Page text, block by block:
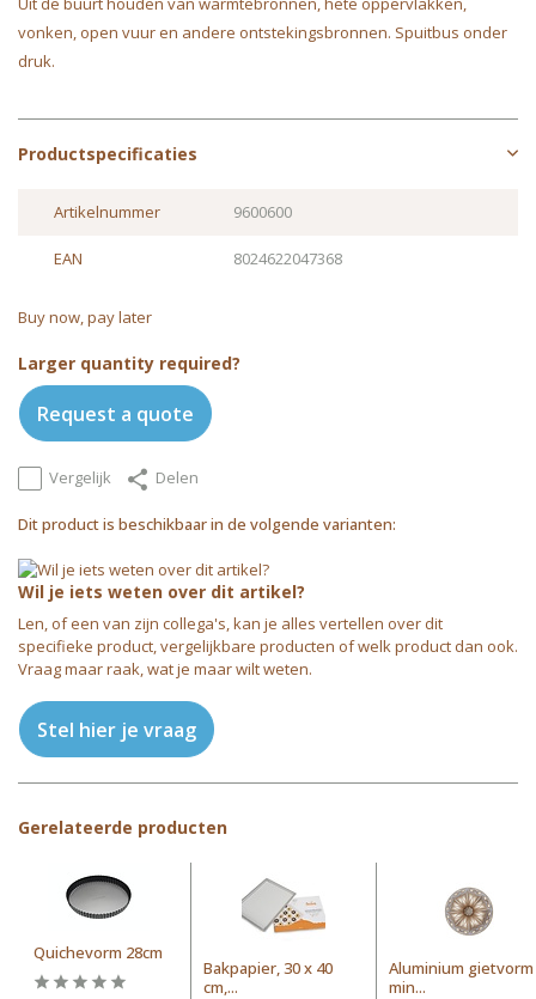
vonken, open vuur en andere ontstekingsbronnen. Spuitbus onder
druk.
Productspecificaties
Artikelnummer 9600600
EAN 8024622047368
Buy now, pay later
Larger quantity required?
Request a quote
Vergelijk Delen
Dit product is beschikbaar in de volgende varianten:
Wil je iets weten over dit artikel?
Len, of een van zijn collega's, kan je alles vertellen over dit
specifieke product, vergelijkbare producten of welk product dan ook.
Vraag maar raak, wat je maar wilt weten.
Stel hier je vraag
Gerelateerde producten
Quichevorm 28cm
Bakpapier, 30 x 40
cm,...
Aluminium gietvorm
min...